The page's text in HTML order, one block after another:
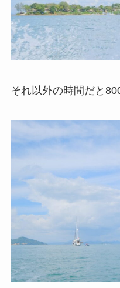
それ以外の時間だと